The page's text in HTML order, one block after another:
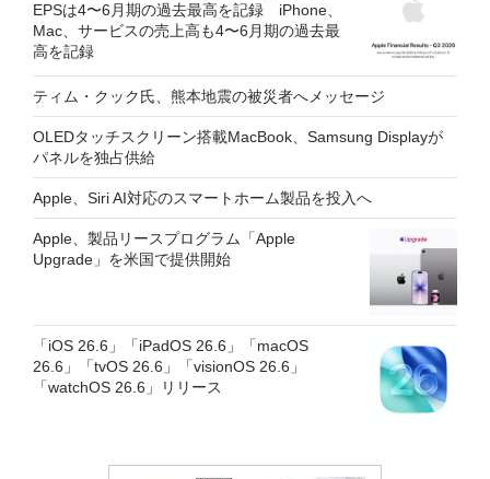
EPSは4〜6月期の過去最高を記録 iPhone、
Mac、サービスの売上高も4〜6月期の過去最
高を記録
ティム・クック氏、熊本地震の被災者へメッセージ
OLEDタッチスクリーン搭載MacBook、Samsung Displayが
パネルを独占供給
Apple、Siri AI対応のスマートホーム製品を投入へ
Apple、製品リースプログラム「Apple
Upgrade」を米国で提供開始
「iOS 26.6」「iPadOS 26.6」「macOS
26.6」「tvOS 26.6」「visionOS 26.6」
「watchOS 26.6」リリース